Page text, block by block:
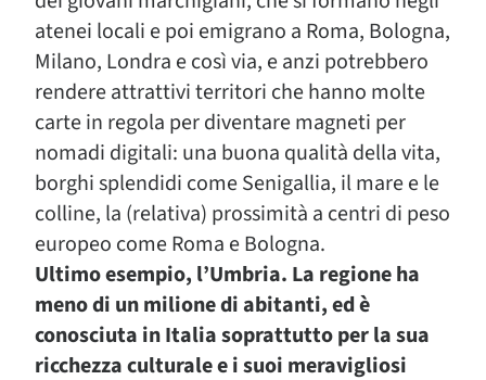
atenei locali e poi emigrano a Roma, Bologna,
Milano, Londra e così via, e anzi potrebbero
rendere attrattivi territori che hanno molte
carte in regola per diventare magneti per
nomadi digitali: una buona qualità della vita,
borghi splendidi come Senigallia, il mare e le
colline, la (relativa) prossimità a centri di peso
europeo come Roma e Bologna.
Ultimo esempio, l’Umbria. La regione ha
meno di un milione di abitanti, ed è
conosciuta in Italia soprattutto per la sua
ricchezza culturale e i suoi meravigliosi